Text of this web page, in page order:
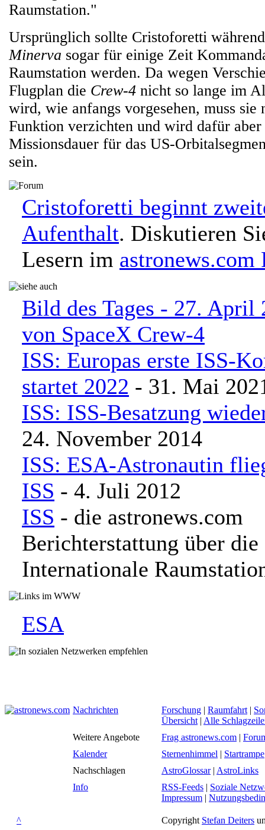
Raumstation."
Ursprünglich sollte Cristoforetti
Minerva sogar für einige Zeit
Raumstation werden. Da wegen
Flugplan die Crew-4 nicht so lange im
wird, wie anfangs vorgesehen, muss sie
Funktion verzichten und wird dafür
Missionsdauer für das US-
sein.
Cristoforetti beginnt
Aufenthalt. Diskutieren
Lesern im astronews.com
Bild des Tages - 27. April
von SpaceX Crew-4
ISS: Europas erste ISS-
startet 2022 - 31. Mai
ISS: ISS-Besatzung
24. November 2014
ISS: ESA-Astronautin
ISS - 4. Juli 2012
ISS - die astronews.com
Berichterstattung über die
Internationale
ESA
Nachrichten Forschung | Raumfahrt |
Übersicht | Alle
Weitere Angebote
Frag astronews.com |
Kalender
Sternenhimmel | Startrampe
Nachschlagen
AstroGlossar| AstroLinks
Info
RSS-Feeds | Soziale
Impressum |
^ Copyright Stefan Deiters